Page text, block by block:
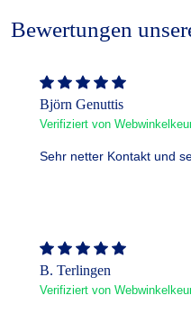
Bewertungen
Björn Genuttis
Verifiziert von
Sehr netter Kontakt und
B. Terlingen
Verifiziert von